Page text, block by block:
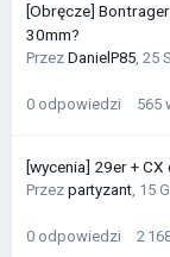
[Obręcze]
30mm?
Przez DanielP85, 25
0 odpowiedzi 565
[wycenia] 29er + CX
Przez partyzant, 15
0 odpowiedzi 2